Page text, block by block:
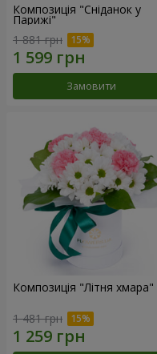
Композиція "Сніданок у
Парижі"
1 881 грн
Замовити
Композиція "Літня хмара"
1 481 грн